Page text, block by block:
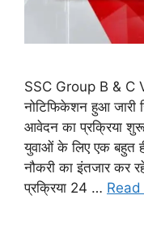
SSC Group B &
नोटिफिकेशन हुआ
आवेदन का प्रक्रिया शुरू
युवाओं के लिए एक बहुत
नौकरी का इंतजार कर
प्रक्रिया 24 …